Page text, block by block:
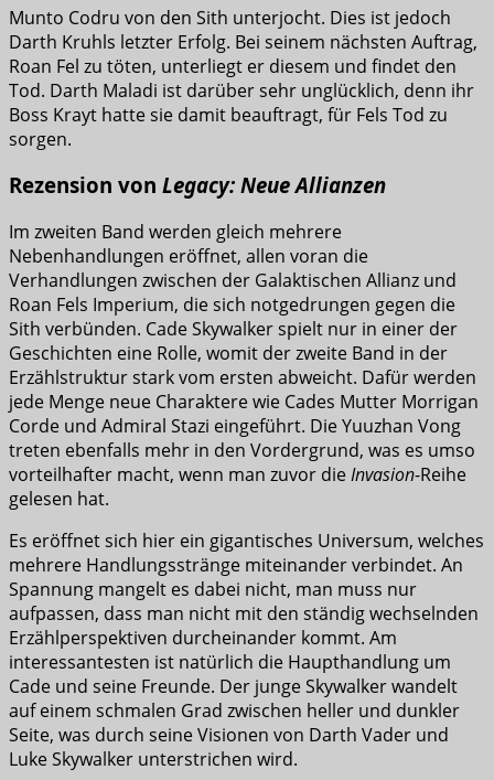
Munto Codru von den Sith unterjocht. Dies ist jedoch
Darth Kruhls letzter Erfolg. Bei seinem nächsten Auftrag,
Roan Fel zu töten, unterliegt er diesem und findet den
Tod. Darth Maladi ist darüber sehr unglücklich, denn ihr
Boss Krayt hatte sie damit beauftragt, für Fels Tod zu
sorgen.
Rezension von Legacy: Neue Allianzen
Im zweiten Band werden gleich mehrere
Nebenhandlungen eröffnet, allen voran die
Verhandlungen zwischen der Galaktischen Allianz und
Roan Fels Imperium, die sich notgedrungen gegen die
Sith verbünden. Cade Skywalker spielt nur in einer der
Geschichten eine Rolle, womit der zweite Band in der
Erzählstruktur stark vom ersten abweicht. Dafür werden
jede Menge neue Charaktere wie Cades Mutter Morrigan
Corde und Admiral Stazi eingeführt. Die Yuuzhan Vong
treten ebenfalls mehr in den Vordergrund, was es umso
vorteilhafter macht, wenn man zuvor dieInvasion-Reihe
gelesen hat.
Es eröffnet sich hier ein gigantisches Universum, welches
mehrere Handlungsstränge miteinander verbindet. An
Spannung mangelt es dabei nicht, man muss nur
aufpassen, dass man nicht mit den ständig wechselnden
Erzählperspektiven durcheinander kommt. Am
interessantesten ist natürlich die Haupthandlung um
Cade und seine Freunde. Der junge Skywalker wandelt
auf einem schmalen Grad zwischen heller und dunkler
Seite, was durch seine Visionen von Darth Vader und
Luke Skywalker unterstrichen wird.